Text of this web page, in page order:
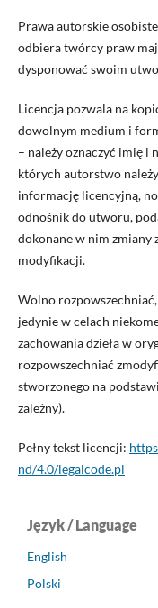
Prawa autorskie
odbiera twórcy praw
dysponować swoim
Licencja pozwala na
dowolnym medium i
– należy oznaczyć imię
których autorstwo
informację licencyjną,
odnośnik do utworu,
dokonane w nim zmiany
modyfikacji.
Wolno
jedynie w celach
zachowania dzieła w
rozpowszechniać
stworzonego na
zależny).
Pełny tekst licencji:
nd/4.0/legalcode.pl
Język / Language
English
Polski